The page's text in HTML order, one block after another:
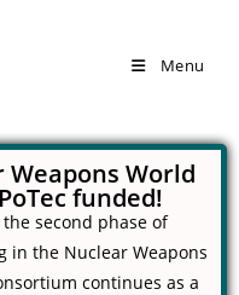
Menu
World
funded!
second phase of
in the Nuclear Weapons
continues as a